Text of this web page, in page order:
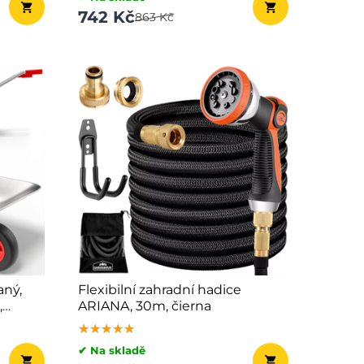
742 Kč863 Kč
Flexibilní zahradní hadice
ARIANA, 30m, čierna
★★★★★
★★★★★
★★★★★
✔ Na skladě